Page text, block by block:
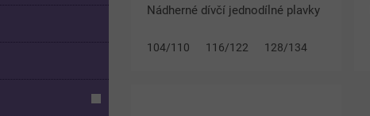
Nádherné dívčí jednodílné plavky
celolátkovým pruhovaným
104/110 116/122 128/134